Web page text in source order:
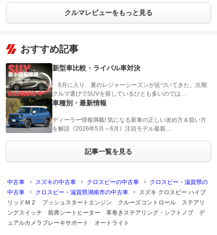
クルマレビューをもっと見る
おすすめ記事
新型車比較・ライバル車対決
6月に入り、夏のレジャーシーズンが近づいてきた。次期
クルマ選びでSUVを探しているひとも多いのでは…
車種別・最新情報
ディーラー情報満載! 気になる新車の正しい攻め方＆狙い方
を解説《2026年5月～6月》注目モデル最新…
記事一覧を見る
中古車 スズキの中古車 クロスビーの中古車
クロスビー・滋賀県の
中古車
クロスビー・滋賀県湖南市の中古車
スズキ クロスビー ハイブ
リッドＭＺ プッシュスタートエンジン クルーズコントロール ステアリ
ングスイッチ 前席シートヒーター 革巻きステアリング・シフトノブ デ
ュアルカメラブレーキサポート オートライト